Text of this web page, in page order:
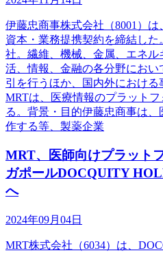
伊藤忠商事株式会社（8001）は
資本・業務提携契約を締結し
社。繊維、機械、金属、エネ
活、情報、金融の各分野にお
引を行うほか、国内外における
MRTは、医療情報のプラット
る。背景・目的伊藤忠商事は
作する等、製薬企業
MRT、医師向けプラット
ガポールDOCQUITY
へ
2024年09月04日
MRT株式会社（6034）は、